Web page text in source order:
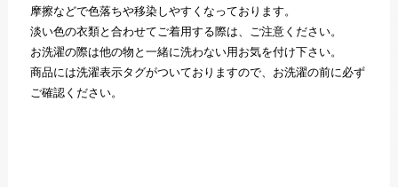
摩擦などで色落ちや移染しやすくなっております。
淡い色の衣類と合わせてご着用する際は、ご注意ください。
お洗濯の際は他の物と一緒に洗わない用お気を付け下さい。
商品には洗濯表示タグがついておりますので、お洗濯の前に必ず
ご確認ください。